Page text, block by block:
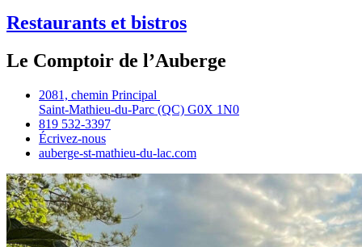
Restaurants et bistros
Le Comptoir de l’Auberge
2081, chemin Principal
Saint‑Mathieu‑du‑Parc (QC) G0X 1N0
819 532‑3397
Écrivez‑nous
auberge‑st‑mathieu‑du‑lac.com